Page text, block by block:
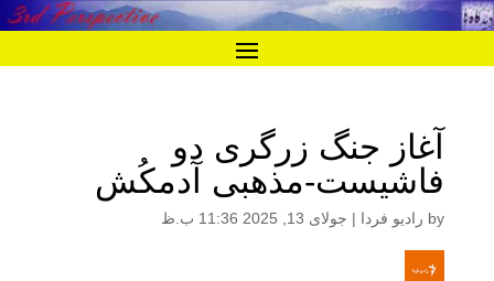
آغاز جنگ زرگری دو
فاشیست-مذهبی آدمکُش
by رادیو فردا | جولای 13, 2025 11:36 ب.ظ